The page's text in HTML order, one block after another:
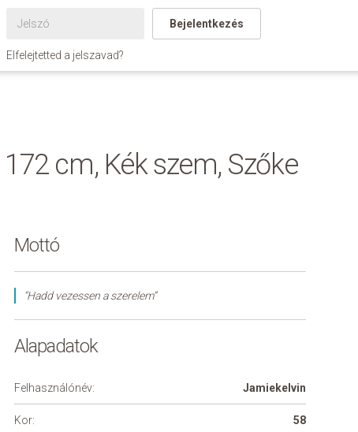
Bejelentkezés
Elfelejtetted a jelszavad?
cm, Kék szem, Szőke
Mottó
“Hadd vezessen a szerelem”
Alapadatok
Felhasználónév: Jamiekelvin
Kor: 58